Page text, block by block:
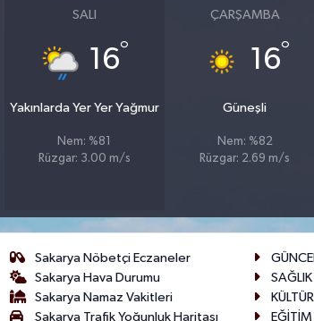
SALI
16°
Yakınlarda Yer Yer Yağmur
Nem: %81
Rüzgar: 3.00 m/s
ÇARŞAMBA
16°
Güneşli
Nem: %82
Rüzgar: 2.69 m/s
Sakarya Nöbetçi Eczaneler
Sakarya Hava Durumu
Sakarya Namaz Vakitleri
Sakarya Trafik Yoğunluk Haritası
SAĞLIK
KÜLTÜR
EĞİTİM